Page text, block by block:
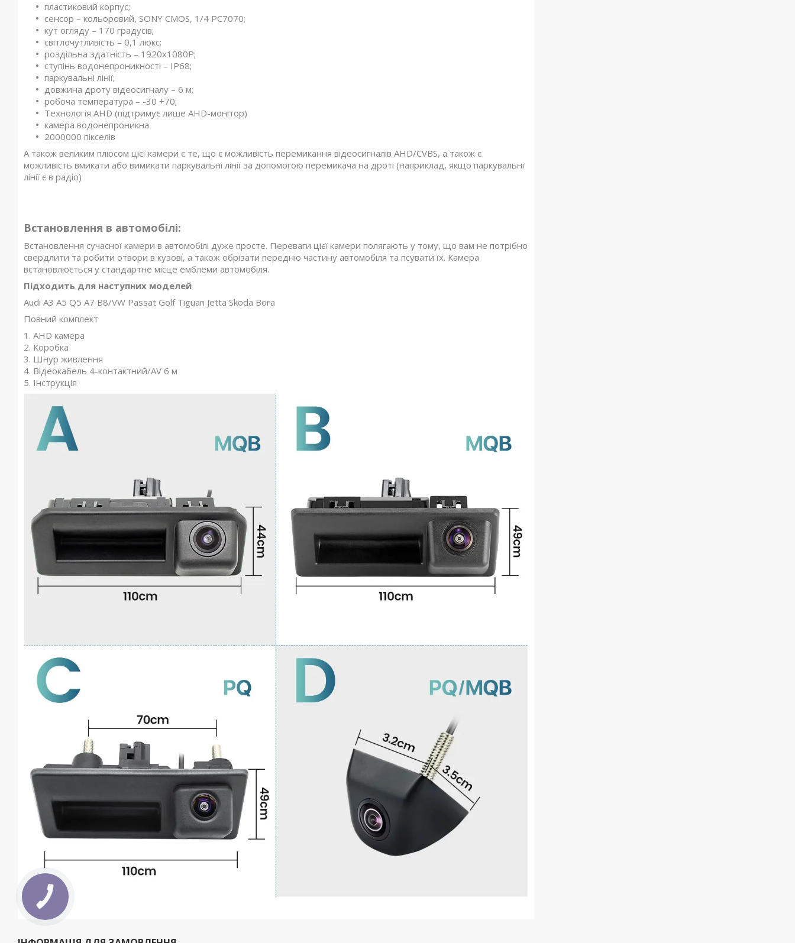
пластиковий корпус;
сенсор – кольоровий, SONY CMOS, 1/4 PC7070;
кут огляду – 170 градусів;
світлочутливість – 0,1 люкс;
роздільна здатність – 1920x1080P;
ступінь водонепроникності – IP68;
паркувальні лінії;
довжина дроту відеосигналу – 6 м;
робоча температура – -30 +70;
Технологія AHD (підтримує лише AHD-монітор)
камера водонепроникна
2000000 пікселів
А також великим плюсом цієї камери є те, що є можливість перемикання відеосигналів AHD/CVBS, а також є
можливість вмикати або вимикати паркувальні лінії за допомогою перемикача на дроті (наприклад, якщо паркувальні
лінії є в радіо)
Встановлення в автомобілі:
Встановлення сучасної камери в автомобілі дуже просте. Переваги цієї камери полягають у тому, що вам не потрібно
свердлити та робити отвори в кузові, а також обрізати передню частину автомобіля та псувати їх. Камера
встановлюється у стандартне місце емблеми автомобіля.
Підходить для наступних моделей
Audi A3 A5 Q5 A7 B8/VW Passat Golf Tiguan Jetta Skoda Bora
Повний комплект
1. AHD камера
2. Коробка
3. Шнур живлення
4. Відеокабель 4-контактний/AV 6 м
5. Інструкція